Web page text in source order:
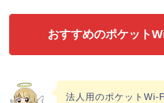
おすすめのポケット
法人用のポケットWi-